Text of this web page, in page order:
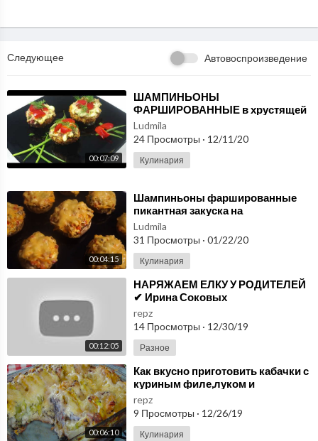
Вконтакте https://vk.com/club82321448
Facebook https://www.facebook.com/IrinaCooking-33622813
3215595/
Сообщество https://goo.gl/zFsbSK
Вы обязательно найдете нужный рецепт в плейлистах нашего ка
Следующее Автовоспроизведение
00:07:09
⁣ШАМПИНЬОНЫ
ФАРШИРОВАННЫЕ в хрустящей
панировке
Ludmila
24 Просмотры · 12/11/20
Кулинария
00:04:15
⁣Шампиньоны фаршированные
пикантная закуска на
праздничный стол
Ludmila
31 Просмотры · 01/22/20
Кулинария
00:12:05
⁣НАРЯЖАЕМ ЕЛКУ У РОДИТЕЛЕЙ
✔ Ирина Соковых
repz
14 Просмотры · 12/30/19
Разное
00:06:10
⁣Как вкусно приготовить кабачки с
куриным филе,луком и
картофелем
repz
9 Просмотры · 12/26/19
Кулинария